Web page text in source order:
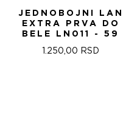
JEDNOBOJNI LAN
EXTRA PRVA DO
BELE LN011 - 59
1.250,00 RSD